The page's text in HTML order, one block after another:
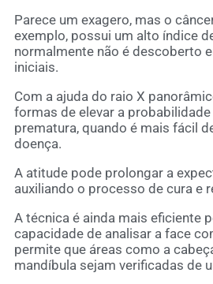
Parece um exagero, mas o
exemplo, possui um alto índice
normalmente não é descoberto
iniciais.
Com a ajuda do raio X
formas de elevar a
prematura, quando é mais fácil
doença.
A atitude pode prolongar a
auxiliando o processo de cura e
A técnica é ainda mais eficiente
capacidade de analisar a face
permite que áreas como a
mandíbula sejam verificadas de